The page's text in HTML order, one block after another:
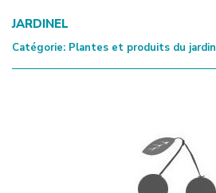
JARDINEL
Catégorie: Plantes et produits du jardin